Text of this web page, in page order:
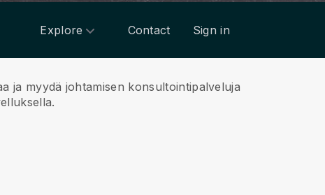
Explore Contact Sign in
ja myydä johtamisen konsultointipalveluja